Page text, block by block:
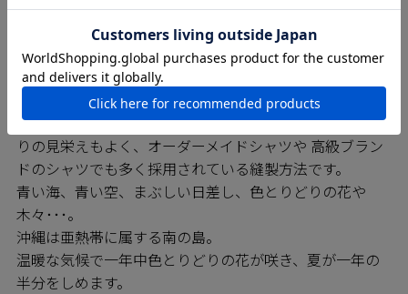
MAJUNシャツは日進商会の子会社で基幹工場であるニチ
ハン繊維の熟練の技をもつ職人たちによって一枚一枚丁
寧に縫われています。弊社の縫製工場では沖縄県内でい
ち早く「※巻き伏せ縫い」の技術を確立しており、
MAJUNシャツは高いレベルの縫製が約束されています。
※巻き伏せ本縫い・・・耐久性の高い縫製方法で仕上が
りの見栄えもよく、オーダーメイドシャツや 高級ブラン
ドのシャツでも多く採用されている縫製方法です。
青い海、青い空、まぶしい日差し、色とりどりの花や
木々･･･。
沖縄は亜熱帯に属する南の島。
温暖な気候で一年中色とりどりの花が咲き、夏が一年の
半分をしめます。